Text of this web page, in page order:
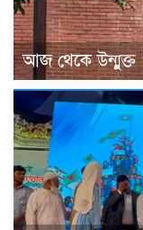
আজ থেকে উন্মুক্ত